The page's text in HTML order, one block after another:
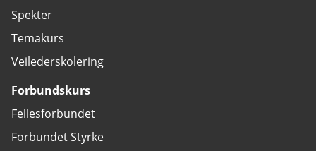
Spekter
Temakurs
Veilederskolering
Forbundskurs
Fellesforbundet
Forbundet Styrke